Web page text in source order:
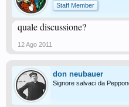
Staff Member
quale discussione?
12 Ago 2011
don neubauer
Signore salvaci da